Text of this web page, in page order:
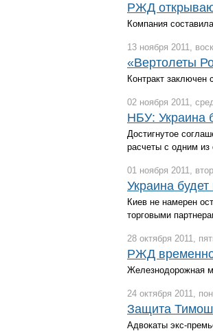
РЖД
Компания
13 ноября 2011,
«Вертолеты
Контракт
02 ноября 2011,
НБУ: Украина
Достигнутое
расчеты с одним из
01 ноября 2011,
Украина будет
Киев не намерен
торговыми
28 октября 2011,
РЖД временно
Железнодорожная
24 октября 2011,
Защита
Адвокаты экс-